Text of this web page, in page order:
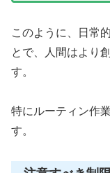
このように、日常
とで、人間はより
す。
特にルーティン作
す。